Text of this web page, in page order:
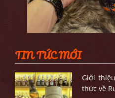
TIN TỨC MỚI
Giới
thức về